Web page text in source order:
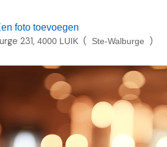
foto toevoegen
231 4000 LUIK( Ste-Walburge )